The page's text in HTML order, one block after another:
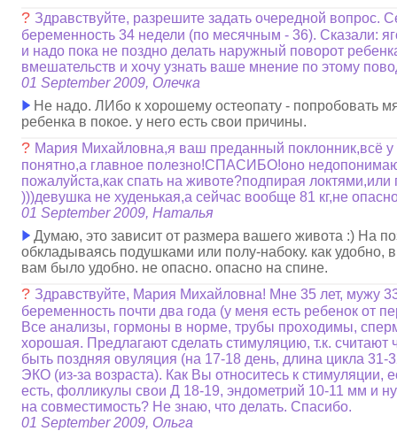
? Здравствуйте, разрешите задать очередной вопрос.
беременность 34 недели (по месячным - 36). Сказали:
и надо пока не поздно делать наружный поворот
вмешательств и хочу узнать ваше мнение по этому
01 September 2009, Олечка
Не надо. ЛИбо к хорошему остеопату - попробовать
ребенка в покое. у него есть свои причины.
? Мария Михайловна,я ваш преданный поклонник,всё у
понятно,а главное полезно!СПАСИБО!оно
пожалуйста,как спать на животе?подпирая локтями,или
)))девушка не худенькая,а сейчас вообще 81 кг,не
01 September 2009, Наталья
Думаю, это зависит от размера вашего живота :) На
обкладываясь подушками или полу-набоку. как удобно,
вам было удобно. не опасно. опасно на спине.
? Здравствуйте, Мария Михайловна! Мне 35 лет, мужу
беременность почти два года (у меня есть ребенок от
Все анализы, гормоны в норме, трубы проходимы,
хорошая. Предлагают сделать стимуляцию, т.к. считают
быть поздняя овуляция (на 17-18 день, длина цикла 31-
ЭКО (из-за возраста). Как Вы относитесь к стимуляции,
есть, фолликулы свои Д 18-19, эндометрий 10-11 мм и
на совместимость? Не знаю, что делать. Спасибо.
01 September 2009, Ольга